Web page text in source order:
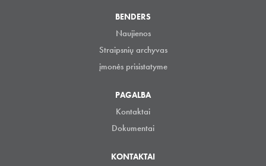
BENDERS
Naujienos
Straipsnių archyvas
įmonės prisistatyme
PAGALBA
Kontaktai
Dokumentai
KONTAKTAI